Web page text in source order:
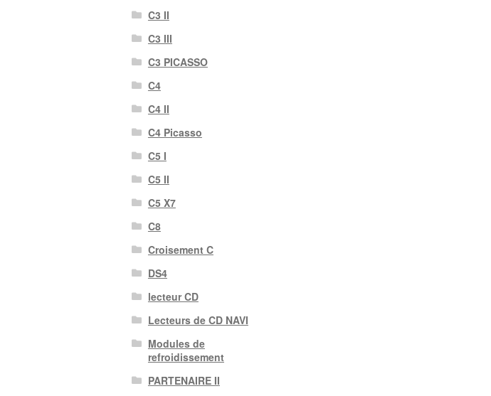
C3 II
C3 III
C3 PICASSO
C4
C4 II
C4 Picasso
C5 I
C5 II
C5 X7
C8
Croisement C
DS4
lecteur CD
Lecteurs de CD NAVI
Modules de
refroidissement
PARTENAIRE II